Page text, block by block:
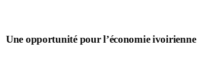
Une opportunité pour l’économie ivoirienne